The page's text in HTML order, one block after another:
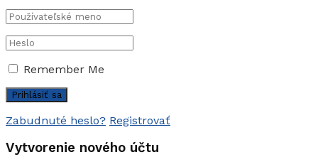
Remember Me
Zabudnuté heslo? Registrovať
Vytvorenie nového účtu